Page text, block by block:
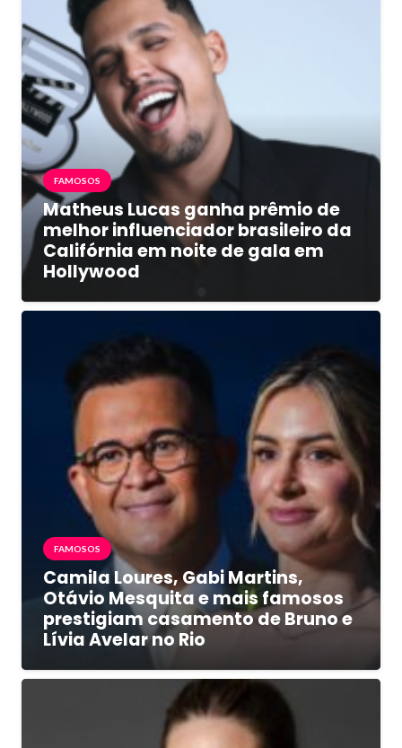
FAMOSOS
Matheus Lucas ganha prêmio de
melhor influenciador brasileiro da
Califórnia em noite de gala em
Hollywood
FAMOSOS
Camila Loures, Gabi Martins,
Otávio Mesquita e mais famosos
prestigiam casamento de Bruno e
Lívia Avelar no Rio